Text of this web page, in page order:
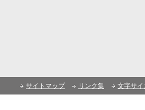
サイトマップ リンク集 文字サイ